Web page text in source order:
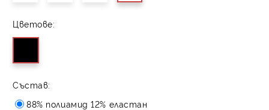
Цветове:
Състав:
88% полиамид 12% еластан